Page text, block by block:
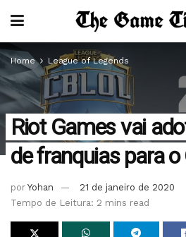
Home League of Legends
Riot Games vai
de franquias para
por Yohan
21 de janeiro de 2020
Tempo de Leitura: 2 mins read